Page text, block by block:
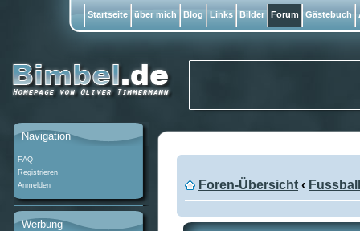
Foren-Übersicht ‹ Fussball
Navigation
FAQ
Registrieren
Anmelden
Werbung
Startseite über mich Blog Links Bilder Forum Gästebuch